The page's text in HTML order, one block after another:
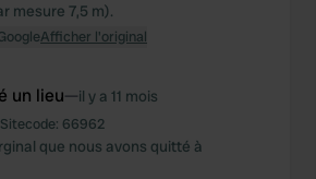
mesure 7,5 m).
Afficher l'original
un lieu—il y a 11 mois
Sitecode: 66962
que nous avons quitté à